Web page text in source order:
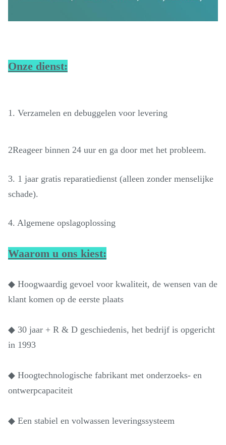
Onze dienst:
1. Verzamelen en debuggelen voor levering
2Reageer binnen 24 uur en ga door met het probleem.
3. 1 jaar gratis reparatiedienst (alleen zonder menselijke
schade).
4. Algemene opslagoplossing
Waarom u ons kiest:
◆ Hoogwaardig gevoel voor kwaliteit, de wensen van de
klant komen op de eerste plaats
◆ 30 jaar + R & D geschiedenis, het bedrijf is opgericht
in 1993
◆ Hoogtechnologische fabrikant met onderzoeks- en
ontwerpcapaciteit
◆ Een stabiel en volwassen leveringssysteem